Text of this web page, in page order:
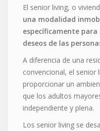
El senior living, o
una modalidad
específicamente
deseos de las
A diferencia de una
convencional, el senior
proporcionar un
que los adultos
independiente y plena.
Los senior living se